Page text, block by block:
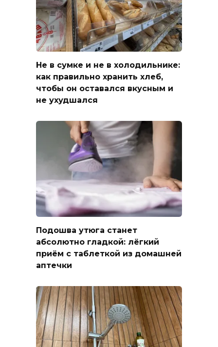
Не в сумке и не в холодильнике:
как правильно хранить хлеб,
чтобы он оставался вкусным и
не ухудшался
Подошва утюга станет
абсолютно гладкой: лёгкий
приём с таблеткой из домашней
аптечки